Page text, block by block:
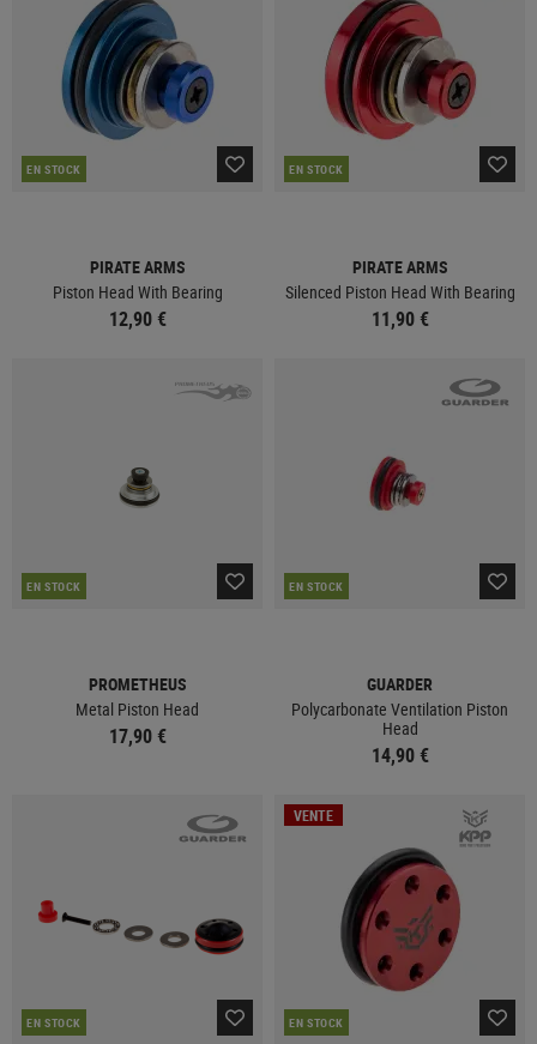
EN STOCK
PIRATE ARMS
Piston Head With Bearing
12,90 €
EN STOCK
PIRATE ARMS
Silenced Piston Head With Bearing
11,90 €
EN STOCK
PROMETHEUS
Metal Piston Head
17,90 €
EN STOCK
GUARDER
Polycarbonate Ventilation Piston
Head
14,90 €
EN STOCK
VENTE
EN STOCK